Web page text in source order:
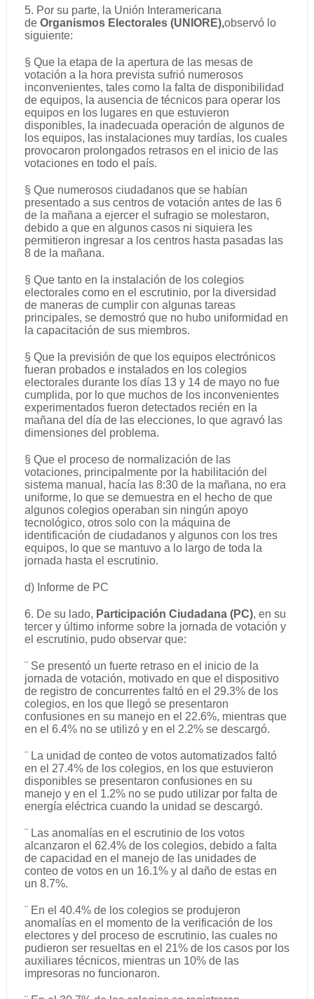
5. Por su parte, la Unión Interamericana
de Organismos Electorales (UNIORE),observó lo
siguiente:
§ Que la etapa de la apertura de las mesas de
votación a la hora prevista sufrió numerosos
inconvenientes, tales como la falta de disponibilidad
de equipos, la ausencia de técnicos para operar los
equipos en los lugares en que estuvieron
disponibles, la inadecuada operación de algunos de
los equipos, las instalaciones muy tardías, los cuales
provocaron prolongados retrasos en el inicio de las
votaciones en todo el país.
§ Que numerosos ciudadanos que se habían
presentado a sus centros de votación antes de las 6
de la mañana a ejercer el sufragio se molestaron,
debido a que en algunos casos ni siquiera les
permitieron ingresar a los centros hasta pasadas las
8 de la mañana.
§ Que tanto en la instalación de los colegios
electorales como en el escrutinio, por la diversidad
de maneras de cumplir con algunas tareas
principales, se demostró que no hubo uniformidad en
la capacitación de sus miembros.
§ Que la previsión de que los equipos electrónicos
fueran probados e instalados en los colegios
electorales durante los días 13 y 14 de mayo no fue
cumplida, por lo que muchos de los inconvenientes
experimentados fueron detectados recién en la
mañana del día de las elecciones, lo que agravó las
dimensiones del problema.
§ Que el proceso de normalización de las
votaciones, principalmente por la habilitación del
sistema manual, hacía las 8:30 de la mañana, no era
uniforme, lo que se demuestra en el hecho de que
algunos colegios operaban sin ningún apoyo
tecnológico, otros solo con la máquina de
identificación de ciudadanos y algunos con los tres
equipos, lo que se mantuvo a lo largo de toda la
jornada hasta el escrutinio.
d) Informe de PC
6. De su lado, Participación Ciudadana (PC), en su
tercer y último informe sobre la jornada de votación y
el escrutinio, pudo observar que:
¨ Se presentó un fuerte retraso en el inicio de la
jornada de votación, motivado en que el dispositivo
de registro de concurrentes faltó en el 29.3% de los
colegios, en los que llegó se presentaron
confusiones en su manejo en el 22.6%, mientras que
en el 6.4% no se utilizó y en el 2.2% se descargó.
¨ La unidad de conteo de votos automatizados faltó
en el 27.4% de los colegios, en los que estuvieron
disponibles se presentaron confusiones en su
manejo y en el 1.2% no se pudo utilizar por falta de
energía eléctrica cuando la unidad se descargó.
¨ Las anomalías en el escrutinio de los votos
alcanzaron el 62.4% de los colegios, debido a falta
de capacidad en el manejo de las unidades de
conteo de votos en un 16.1% y al daño de estas en
un 8.7%.
¨ En el 40.4% de los colegios se produjeron
anomalías en el momento de la verificación de los
electores y del proceso de escrutinio, las cuales no
pudieron ser resueltas en el 21% de los casos por los
auxiliares técnicos, mientras un 10% de las
impresoras no funcionaron.